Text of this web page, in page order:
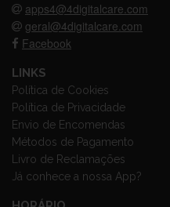
apps4@4digitalcare.com
geral@4digitalcare.com
Facebook
LINKS
Política de Cookies
Política de Privacidade
Envio de Encomendas
Métodos de Pagamento
Livro de Reclamações
Já conhece a nossa App?